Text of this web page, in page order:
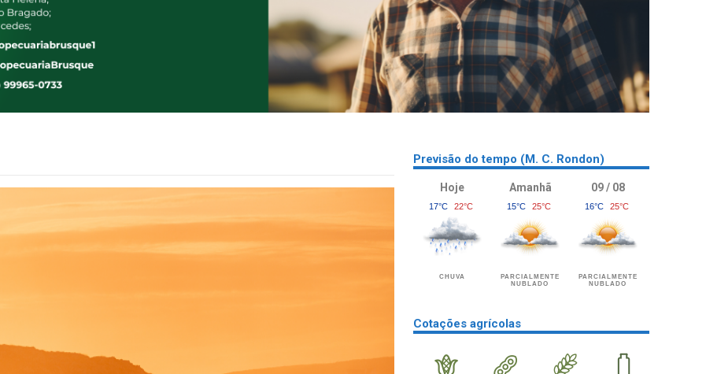
Previsão do tempo (M. C. Rondon)
Hoje
17°C 22°C
CHUVA
Amanhã
15°C 25°C
PARCIALMENTE
NUBLADO
09 / 08
16°C 25°C
PARCIALMENTE
NUBLADO
Cotações agrícolas